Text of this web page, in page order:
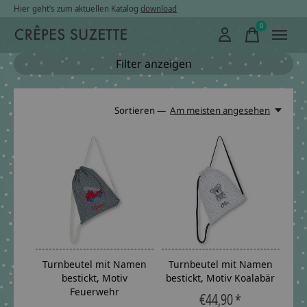
Hier geht’s zum aktuellen Katalog download
0items
Filter anzeigen
Sortieren — Am meisten angesehen
Turnbeutel mit Namen
bestickt, Motiv
Feuerwehr
Turnbeutel mit Namen
bestickt, Motiv Koalabär
€44,90 *